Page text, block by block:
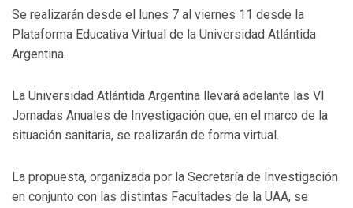
Se realizarán desde el lunes 7 al viernes 11 desde la
Plataforma Educativa Virtual de la Universidad Atlántida
Argentina.
La Universidad Atlántida Argentina llevará adelante las VI
Jornadas Anuales de Investigación que, en el marco de la
situación sanitaria, se realizarán de forma virtual.
La propuesta, organizada por la Secretaría de Investigación
en conjunto con las distintas Facultades de la UAA, se